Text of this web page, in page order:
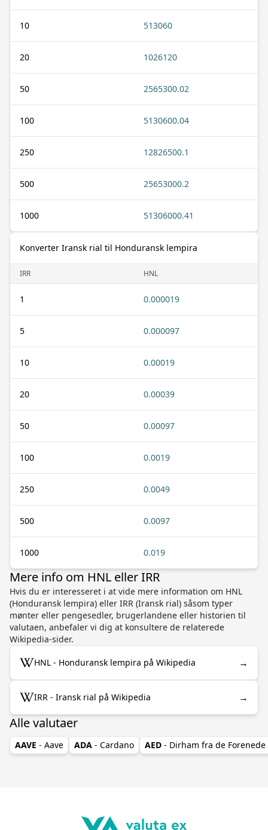
10 513060
20 1026120
50 2565300.02
100 5130600.04
250 12826500.1
500 25653000.2
1000 51306000.41
Konverter Iransk rial til Honduransk lempira
IRR HNL
1 0.000019
5 0.000097
10 0.00019
20 0.00039
50 0.00097
100 0.0019
250 0.0049
500 0.0097
1000 0.019
Mere info om HNL eller IRR
Hvis du er interesseret i at vide mere information om HNL
(Honduransk lempira) eller IRR (Iransk rial) såsom typer
mønter eller pengesedler, brugerlandene eller historien til
valutaen, anbefaler vi dig at konsultere de relaterede
Wikipedia-sider.
HNL - Honduransk lempira på Wikipedia →
IRR - Iransk rial på Wikipedia →
Alle valutaer
AAVE - Aave ADA - Cardano AED - Dirham fra de